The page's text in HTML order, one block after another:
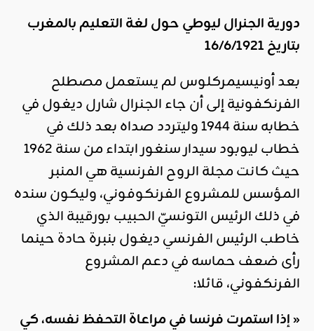
دورية الجنرال ليوطي حول لغة التعليم بالمغرب
بتاريخ 16/6/1921
بعد أونيسيمركلوس لم يستعمل مصطلح
الفرنكفونية إلى أن جاء الجنرال شارل ديغول في
خطابه سنة 1944 وليتردد صداه بعد ذلك في
خطاب ليوبود سيدار سنغور ابتداء من سنة 1962
حيث كانت مجلة الروح الفرنسية هي المنبر
المؤسس للمشروع الفرنكوفوني، وليكون سنده
في ذلك الرئيس التونسيّ الحبيب بورقيبة الذي
خاطب الرئيس الفرنسي ديغول بنبرة حادة حينما
رأى ضعف حماسه في دعم المشروع
الفرنكفوني، قائلا:
«إذا استمرت فرنسا في مراعاة التحفظ نفسه، كي